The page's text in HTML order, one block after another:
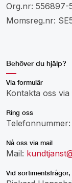
Org.nr: 556897-
Momsreg.nr:
Behöver du hjälp?
Via formulär
Kontakta oss via
Ring oss
Telefonnummer:
Nå oss via mail
Mail:
Vid